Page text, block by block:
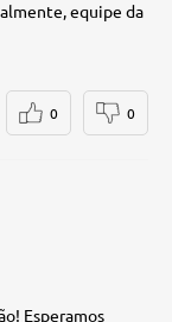
equipe da
0 0
Esperamos